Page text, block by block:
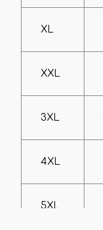
XL
XXL
3XL
4XL
5XL